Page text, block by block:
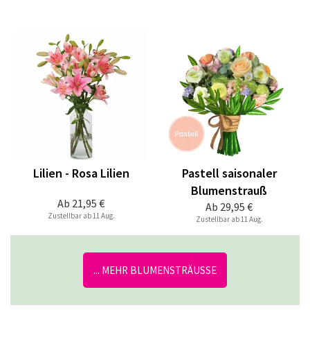
Ab 21,95 €
Lilien - Rosa Lilien
Zustellbar ab 11 Aug.
Ab 29,95 €
Pastell saisonaler
Blumenstrauß
Zustellbar ab 11 Aug.
... MEHR BLUMENSTRÄUSSE